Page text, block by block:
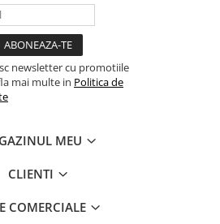
newsletter cu promotiile
mai multe in Politica de
MEU
CLIENTI
COMERCIALE